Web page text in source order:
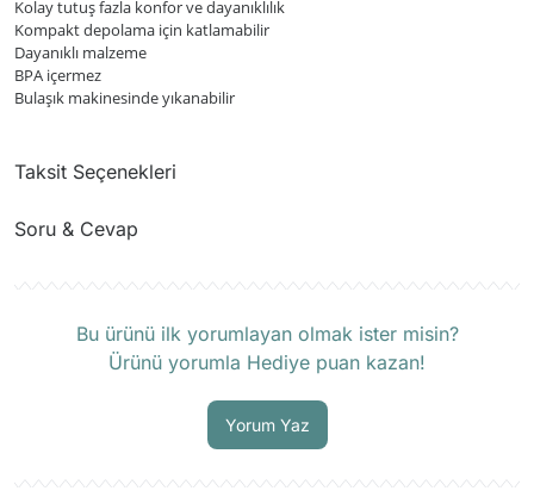
Kolay tutuş fazla konfor ve dayanıklılık
Kompakt depolama için katlamabilir
Dayanıklı malzeme
BPA içermez
Bulaşık makinesinde yıkanabilir
Taksit Seçenekleri
Soru & Cevap
Bu ürünü ilk yorumlayan olmak ister misin?
Ürünü yorumla Hediye puan kazan!
Yorum Yaz